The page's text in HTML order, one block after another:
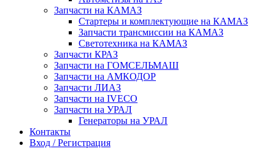
Запчасти на КАМАЗ
Стартеры и комплектующие на КАМАЗ
Запчасти трансмиссии на КАМАЗ
Светотехника на КАМАЗ
Запчасти КРАЗ
Запчасти на ГОМСЕЛЬМАШ
Запчасти на АМКОДОР
Запчасти ЛИАЗ
Запчасти на IVECO
Запчасти на УРАЛ
Генераторы на УРАЛ
Контакты
Вход / Регистрация